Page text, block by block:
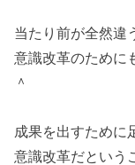
当たり前が全然違
意識改革のために
＾
成果を出すために
意識改革だという